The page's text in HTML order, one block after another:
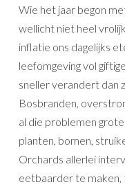
Wie het jaar begon
wellicht niet heel
inflatie ons dagelijks
leefomgeving vol
sneller verandert dan
Bosbranden,
al die problemen
planten, bomen,
Orchards allerlei
eetbaarder te maken,